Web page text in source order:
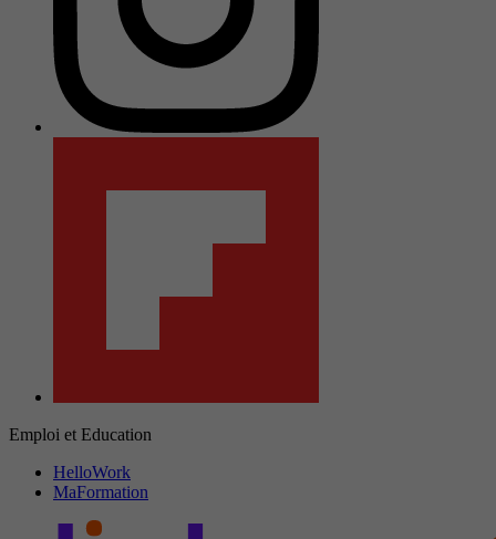
Emploi et Education
HelloWork
MaFormation